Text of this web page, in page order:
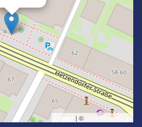
Leaflet | © OpenStreetMap